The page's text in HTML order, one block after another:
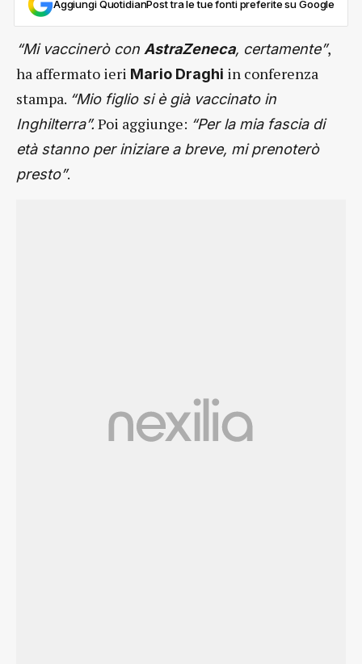
Aggiungi QuotidianPost tra le tue fonti preferite su Google
“Mi vaccinerò con AstraZeneca, certamente”,
ha affermato ieri Mario Draghi in conferenza
stampa. “Mio figlio si è già vaccinato in
Inghilterra”.Poi aggiunge: “Per la mia fascia di
età stanno per iniziare a breve, mi prenoterò
presto”.